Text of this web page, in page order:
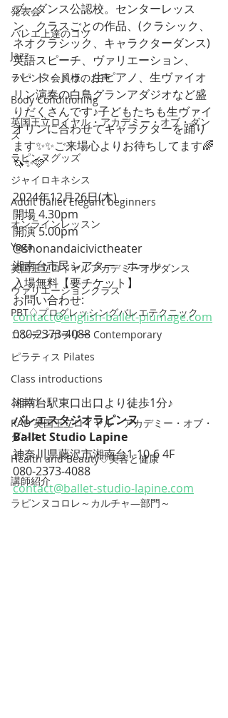
発表会
バレエ上達のコツ
Jazz
ラピンヌ会員様のお声
Body Conditioning
英国王立ロイヤル・アカデミー・オブ・ダン
ス
ラピンヌグッズ
ジャイロキネシス
Adult ballet Elegant beginners
オンラインレッスン
Yoga
英国王立ロイヤルアカデミーオブダンス
ヴァリエーションクラス
PBT♢プログレッシングバレエテクニック
コンテンポラリー Contemporary
ピラティス Pilates
Class introductions
おまけ
RAD 英国王立ロイヤル・アカデミー・オブ・
ダンス
Health and Beauty♡美容と健康
講師紹介
ラピンヌコロレ～カルチャ―部門～
ブ・ダンス公認校。センターレッス
ン、クラスごとの作品、(クラシック、
ネオクラシック、キャラクターダンス)
英語スピーチ、ヴァリエーション、
パ・ド・ドゥ、生ピアノ、生ヴァイオ
リン演奏の白鳥グランアダジオなど盛
りだくさんです♪子どもたちも生ヴァイ
オリンに合わせてキャラクターを踊り
ます✨✨ご来場心よりお待ちしてます🌈
🦄✨🩷
2024年12月26日(木)
開場 4.30pm
開演 5.00pm
@shonandaicivictheater
湘南台市民シアター　ホール
入場無料【要チケット】
お問い合わせ:
contact@english-ballet-plumage.com
080-2373-4088
湘南台駅東口出口より徒歩1分♪
バレエスタジオラピンヌ
Ballet Studio Lapine
神奈川県藤沢市湘南台1-10-6 4F
080-2373-4088
contact@ballet-studio-lapine.com